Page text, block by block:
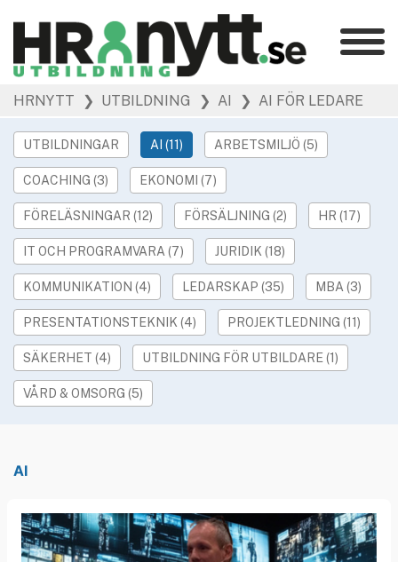
Kategorier
HR Barometer »
HR-yrket
Ledarskap
Arbetsmiljö
Rekrytering »
Hållbarhet
Podcast »
Event »
Våra övriga sajter
Utbildning
Rekryteringsguiden
HRNYTT ❯ UTBILDNING ❯ AI ❯ AI FÖR LEDARE
UTBILDNINGAR AI (11) ARBETSMILJÖ (5)
COACHING (3) EKONOMI (7)
FÖRELÄSNINGAR (12) FÖRSÄLJNING (2) HR (17)
IT OCH PROGRAMVARA (7) JURIDIK (18)
KOMMUNIKATION (4) LEDARSKAP (35) MBA (3)
PRESENTATIONSTEKNIK (4) PROJEKTLEDNING (11)
SÄKERHET (4) UTBILDNING FÖR UTBILDARE (1)
VÅRD & OMSORG (5)
AI